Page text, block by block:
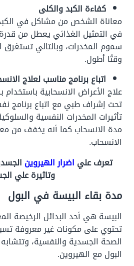
كفاءة الكبد والكلى
معاناة الشخص من مشاكل في
في التمثيل الغذائي يعطل من
سموم المخدرات، وبالتالي تستغرق
وقتًا أطول.
اتباع برنامج مناسب لعلاج
علاج الأعراض الانسحابية
تحت إشراف طبي مع اتباع برنامج
تأثيرات المخدرات النفسية
مدة الانسحاب كما أنه يخفف من
الانسحاب.
تعرف علي اضرار الهيروين
وتاثيرة علي
مدة بقاء البيسة في البول
البيسة هي أحد البدائل الرخيصة
تحتوي على مكونات غير معروفة
الصحة الجسدية والنفسية،
البول مع الهيروين.